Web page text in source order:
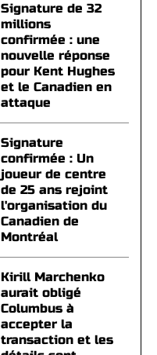
Signature de 32
millions
confirmée : une
nouvelle réponse
pour Kent Hughes
et le Canadien en
attaque
Signature
confirmée : Un
joueur de centre
de 25 ans rejoint
l'organisation du
Canadien de
Montréal
Kirill Marchenko
aurait obligé
Columbus à
accepter la
transaction et les